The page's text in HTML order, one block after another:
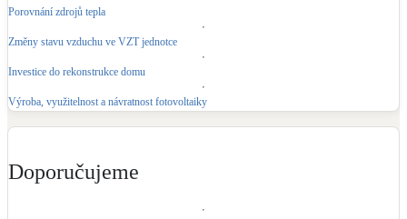
Porovnání zdrojů tepla
Změny stavu vzduchu ve VZT jednotce
Investice do rekonstrukce domu
Výroba, využitelnost a návratnost fotovoltaiky
Doporučujeme